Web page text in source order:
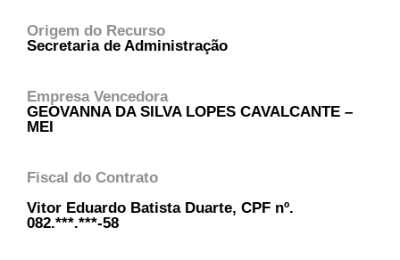
Origem do Recurso
Secretaria de Administração
Empresa Vencedora
GEOVANNA DA SILVA LOPES CAVALCANTE –
MEI
Fiscal do Contrato
Vitor Eduardo Batista Duarte, CPF nº.
082.***.***-58